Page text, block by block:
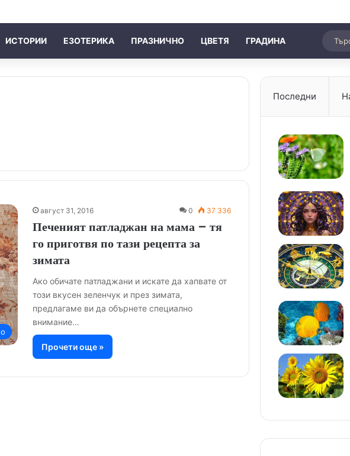
ИСТОРИИ ЕЗОТЕРИКА ПРАЗНИЧНО ЦВЕТЯ ГРАДИНА
август 31, 2016 0 37 336
Печеният патладжан на мама – тя
го приготвя по тази рецепта за
зимата
Ако обичате патладжани и искате да хапвате от
този вкусен зеленчук и през зимата,
предлагаме ви да обърнете специално
внимание…
Прочети още »
Последни